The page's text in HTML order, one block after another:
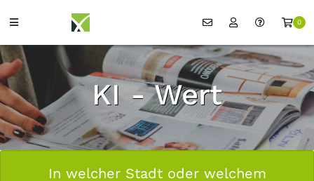
0
KI - Wert
In welcher Stadt oder welchem